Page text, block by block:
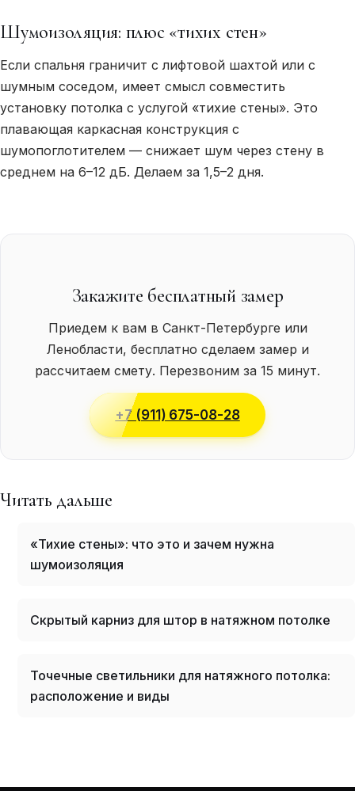
Шумоизоляция: плюс «тихих стен»
Если спальня граничит с лифтовой шахтой или с
шумным соседом, имеет смысл совместить
установку потолка с услугой «тихие стены». Это
плавающая каркасная конструкция с
шумопоглотителем — снижает шум через стену в
среднем на 6–12 дБ. Делаем за 1,5–2 дня.
Закажите бесплатный замер
Приедем к вам в Санкт-Петербурге или
Ленобласти, бесплатно сделаем замер и
рассчитаем смету. Перезвоним за 15 минут.
+7 (911) 675-08-28
Читать дальше
«Тихие стены»: что это и зачем нужна
шумоизоляция
Скрытый карниз для штор в натяжном потолке
Точечные светильники для натяжного потолка:
расположение и виды